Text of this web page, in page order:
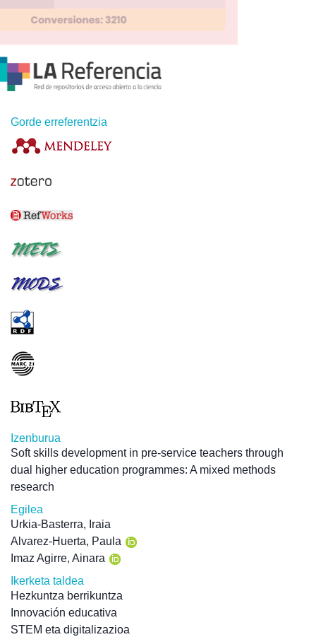
Gorde erreferentzia
Izenburua
Soft skills development in pre-service teachers through
dual higher education programmes: A mixed methods
research
Egilea
Urkia-Basterra, Iraia
Alvarez-Huerta, Paula
Imaz Agirre, Ainara
Ikerketa taldea
Hezkuntza berrikuntza
Innovación educativa
STEM eta digitalizazioa